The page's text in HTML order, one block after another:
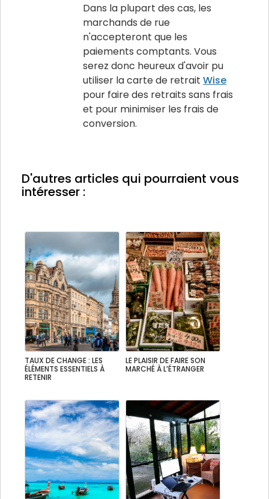
Dans la plupart des cas, les
marchands de rue
n'accepteront que les
paiements comptants. Vous
serez donc heureux d'avoir pu
utiliser la carte de retrait Wise
pour faire des retraits sans frais
et pour minimiser les frais de
conversion.
D'autres articles qui pourraient vous
intéresser :
TAUX DE CHANGE : LES
ÉLÉMENTS ESSENTIELS À
RETENIR
LE PLAISIR DE FAIRE SON
MARCHÉ À L’ÉTRANGER